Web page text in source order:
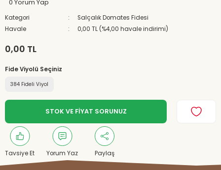
0 Yorum Yap
Kategori
Salçalık Domates Fidesi
Havale
0,00 TL (%4,00 havale indirimi)
0,00 TL
Fide Viyolü Seçiniz
384 Fideli Viyol
STOK VE FİYAT SORUNUZ
Tavsiye Et Yorum Yaz Paylaş